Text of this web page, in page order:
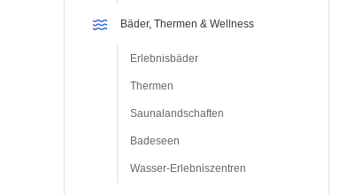
Bäder, Thermen & Wellness
Erlebnisbäder
Thermen
Saunalandschaften
Badeseen
Wasser-Erlebniszentren